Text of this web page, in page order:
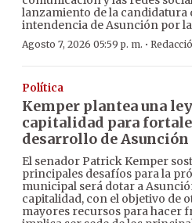
lanzamiento de la candidatura
intendencia de Asunción por la
Agosto 7, 2026 05:59 p. m. ·
Política
Kemper plantea una
capitalidad para
desarrollo de Asunción
El senador Patrick Kemper
principales desafíos para la
municipal será dotar a
capitalidad, con el objetivo de
mayores recursos para hacer